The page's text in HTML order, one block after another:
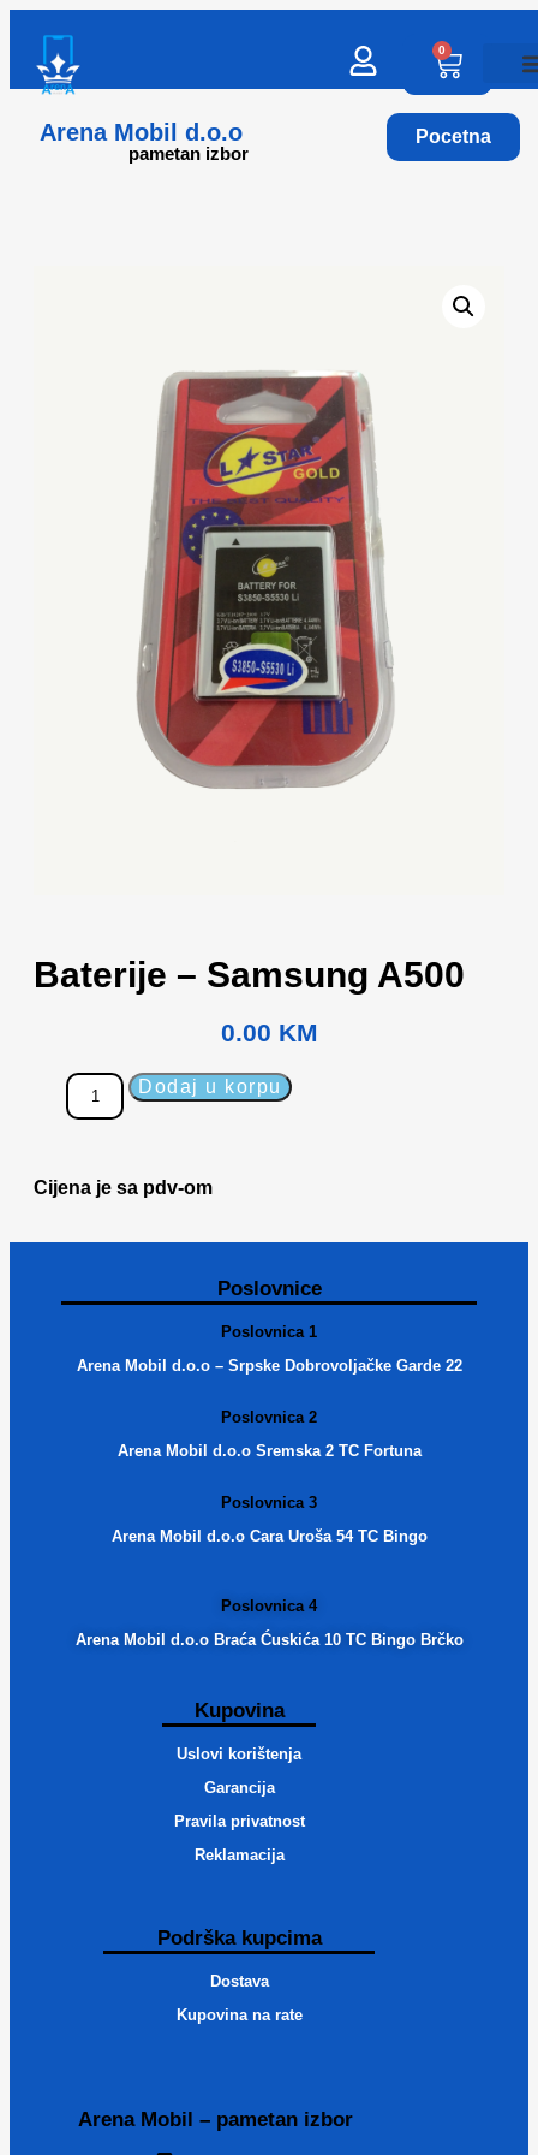
Arena Mobil d.o.o
pametan izbor
0
Pocetna
Baterije – Samsung A500
0.00 KM
Dodaj u korpu
Cijena je sa pdv-om
Poslovnice
Poslovnica 1
Arena Mobil d.o.o – Srpske Dobrovoljačke Garde 22
Poslovnica 2
Arena Mobil d.o.o Sremska 2 TC Fortuna
Poslovnica 3
Arena Mobil d.o.o Cara Uroša 54 TC Bingo
Poslovnica 4
Arena Mobil d.o.o Braća Ćuskića 10 TC Bingo Brčko
Kupovina
Uslovi korištenja
Garancija
Pravila privatnost
Reklamacija
Podrška kupcima
Dostava
Kupovina na rate
Arena Mobil – pametan izbor